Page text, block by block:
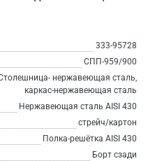
333-95728
СПП-959/900
нержавеющая сталь,
каркас-нержавеющая сталь
Нержавеющая сталь AISI 430
стрейч/картон
Полка-решётка AISI 430
Борт сзади